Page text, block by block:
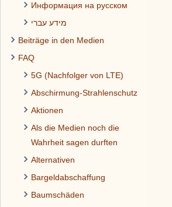
Информация на русском
מידע עברי
Beiträge in den Medien
FAQ
5G (Nachfolger von LTE)
Abschirmung-Strahlenschutz
Aktionen
Als die Medien noch die
Wahrheit sagen durften
Alternativen
Bargeldabschaffung
Baumschäden